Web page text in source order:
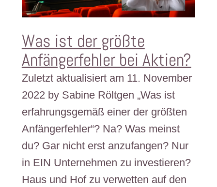
Was ist der größte
Anfängerfehler bei Aktien?
Zuletzt aktualisiert am 11. November
2022 by Sabine Röltgen „Was ist
erfahrungsgemäß einer der größten
Anfängerfehler“? Na? Was meinst
du? Gar nicht erst anzufangen? Nur
in EIN Unternehmen zu investieren?
Haus und Hof zu verwetten auf den